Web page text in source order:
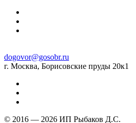
dogovor@gosobr.ru
г. Москва, Борисовские пруды 20к1
© 2016 — 2026 ИП Рыбаков Д.С.